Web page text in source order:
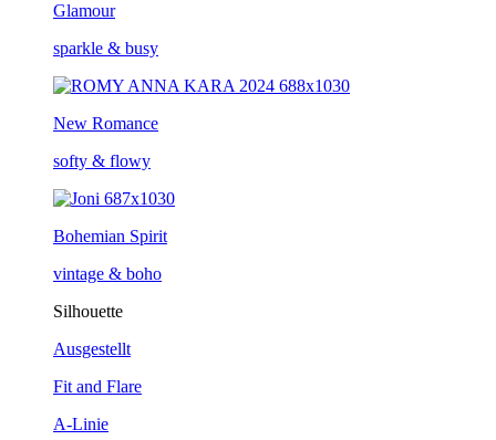
Glamour
sparkle & busy
New Romance
softy & flowy
Bohemian Spirit
vintage & boho
Silhouette
Ausgestellt
Fit and Flare
A-Linie